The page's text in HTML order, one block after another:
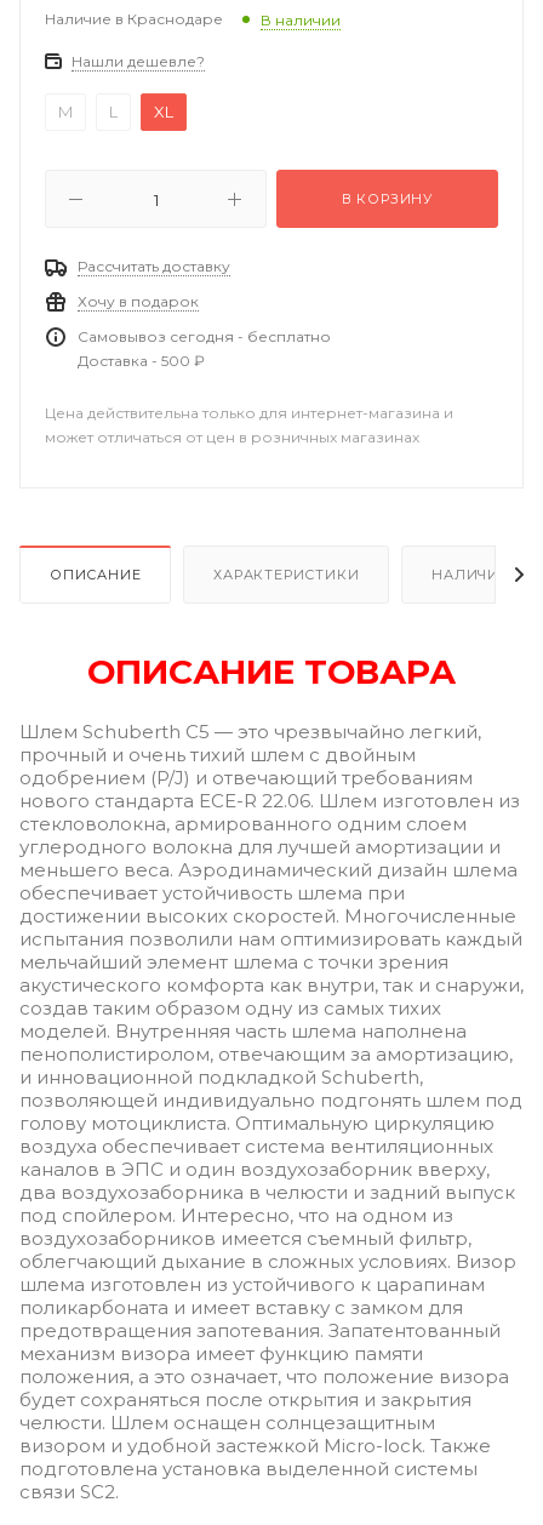
Наличие в Краснодаре В наличии
Нашли дешевле?
M L XL
В КОРЗИНУ
Рассчитать доставку
Хочу в подарок
Самовывоз сегодня - бесплатно
Доставка - 500 ₽
Цена действительна только для интернет-магазина и
может отличаться от цен в розничных магазинах
ОПИСАНИЕ ХАРАКТЕРИСТИКИ НАЛИЧИЕ В
ОПИСАНИЕ ТОВАРА
Шлем Schuberth C5 — это чрезвычайно легкий,
прочный и очень тихий шлем с двойным
одобрением (P/J) и отвечающий требованиям
нового стандарта ECE-R 22.06. Шлем изготовлен из
стекловолокна, армированного одним слоем
углеродного волокна для лучшей амортизации и
меньшего веса. Аэродинамический дизайн шлема
обеспечивает устойчивость шлема при
достижении высоких скоростей. Многочисленные
испытания позволили нам оптимизировать каждый
мельчайший элемент шлема с точки зрения
акустического комфорта как внутри, так и снаружи,
создав таким образом одну из самых тихих
моделей. Внутренняя часть шлема наполнена
пенополистиролом, отвечающим за амортизацию,
и инновационной подкладкой Schuberth,
позволяющей индивидуально подгонять шлем под
голову мотоциклиста. Оптимальную циркуляцию
воздуха обеспечивает система вентиляционных
каналов в ЭПС и один воздухозаборник вверху,
два воздухозаборника в челюсти и задний выпуск
под спойлером. Интересно, что на одном из
воздухозаборников имеется съемный фильтр,
облегчающий дыхание в сложных условиях. Визор
шлема изготовлен из устойчивого к царапинам
поликарбоната и имеет вставку с замком для
предотвращения запотевания. Запатентованный
механизм визора имеет функцию памяти
положения, а это означает, что положение визора
будет сохраняться после открытия и закрытия
челюсти. Шлем оснащен солнцезащитным
визором и удобной застежкой Micro-lock. Также
подготовлена ​​установка выделенной системы
связи SC2.